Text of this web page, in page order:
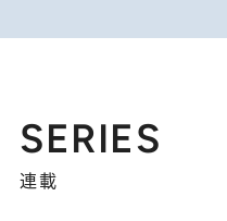
SERIES
連載